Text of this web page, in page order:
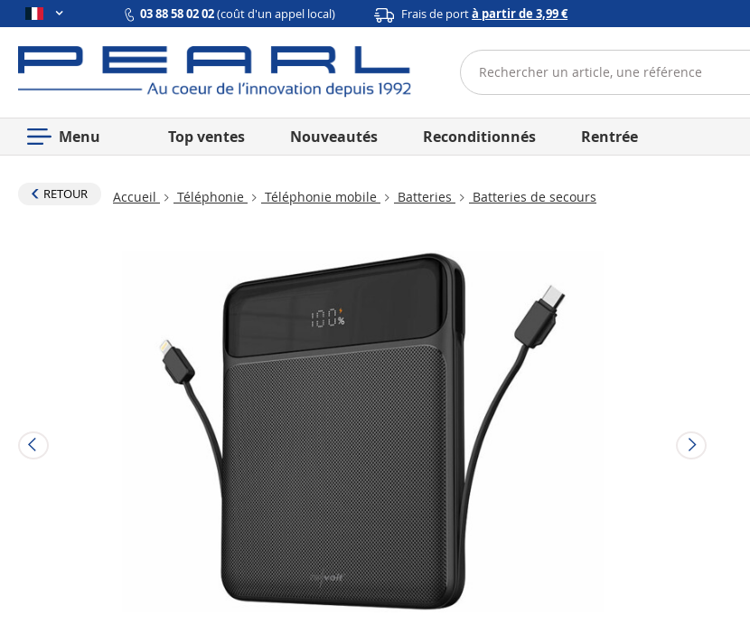
03 88 58 02 02(coût d'un appel local) Frais de portà partir de 3,99 €
Menu Top ventes Nouveautés Reconditionnés Rentrée
RETOUR Accueil Téléphonie Téléphonie mobile Batteries Batteries de secours